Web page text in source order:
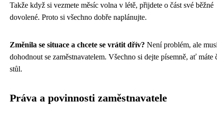
Takže když si vezmete měsíc volna v létě, přijdete o část své běžné
dovolené. Proto si všechno dobře naplánujte.
Změnila se situace a chcete se vrátit dřív? Není problém, ale
dohodnout se zaměstnavatelem. Všechno si dejte písemně, ať máte
stůl.
Práva a povinnosti zaměstnavatele